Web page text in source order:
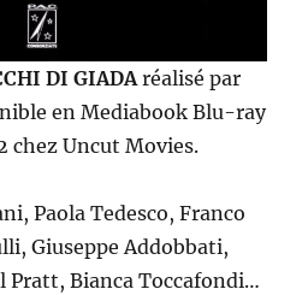
DI GIADAréalisé par
en Mediabook Blu-ray
chez Uncut Movies.
Paola Tedesco, Franco
Giuseppe Addobbati,
Pratt, Bianca Toccafondi…